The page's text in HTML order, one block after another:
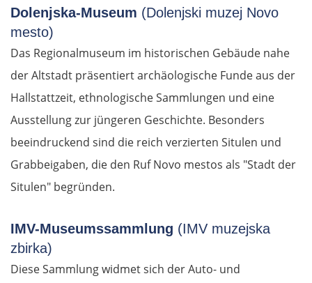
Dolenjska-Museum (Dolenjski muzej Novo
mesto)
Das Regionalmuseum im historischen Gebäude nahe
der Altstadt präsentiert archäologische Funde aus der
Hallstattzeit, ethnologische Sammlungen und eine
Ausstellung zur jüngeren Geschichte. Besonders
beeindruckend sind die reich verzierten Situlen und
Grabbeigaben, die den Ruf Novo mestos als "Stadt der
Situlen" begründen.
IMV-Museumssammlung (IMV muzejska
zbirka)
Diese Sammlung widmet sich der Auto- und